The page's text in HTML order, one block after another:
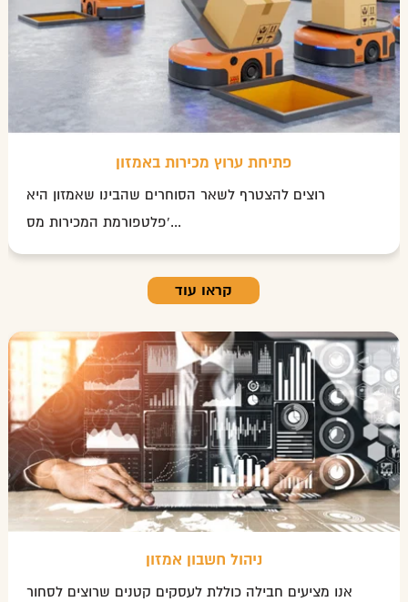
פתיחת ערוץ מכירות באמזון
רוצים להצטרף לשאר הסוחרים שהבינו שאמזון היא
פלטפורמת המכירות מס'...
קראו עוד
ניהול חשבון אמזון
אנו מציעים חבילה כוללת לעסקים קטנים שרוצים לסחור